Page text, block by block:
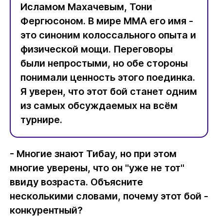
Исламом Махачевым, Тони
Фергюсоном. В мире ММА его имя -
это синоним колоссального опыта и
физической мощи. Переговоры
были непростыми, но обе стороны
понимали ценность этого поединка.
Я уверен, что этот бой станет одним
из самых обсуждаемых на всём
турнире.
- Многие знают Тибау, но при этом
многие уверены, что он "уже не тот"
ввиду возраста. Объясните
несколькими словами, почему этот бой -
конкурентный?